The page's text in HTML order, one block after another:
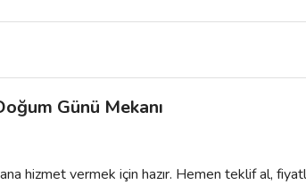
Günü Mekanı
hizmet vermek için hazır. Hemen teklif al,